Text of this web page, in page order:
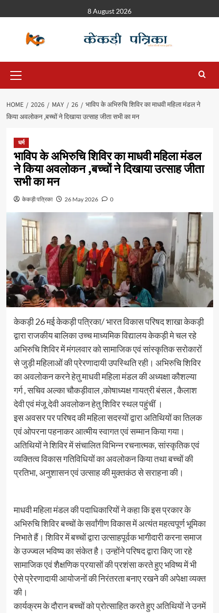
8 August 2026
HOME 2026 MAY 26
भाविप के अभिरुचि शिविर का माधवी महिला मंडल ने
किया अवलोकन ,बच्चों ने दिखाया उत्साह जीता सभी का मन
धर्म
भाविप के अभिरुचि शिविर का माधवी महिला मंडल
ने किया अवलोकन ,बच्चों ने दिखाया उत्साह जीता
सभी का मन
केकड़ी पत्रिका 26 May 2026 0
केकड़ी 26 मई केकड़ी पत्रिका/ भारत विकास परिषद शाखा केकड़ी
द्वारा राजकीय बालिका उच्च माध्यमिक विद्यालय केकड़ी मे चल रहे
अभिरुचि शिविर में मंगलवार को सामाजिक एवं सांस्कृतिक सरोकारों
से जुड़ी महिलाओं की प्रेरणादायी उपस्थिति रही। अभिरुचि शिविर
का अवलोकन करने हेतु माधवी महिला मंडल की अध्यक्षा कौशल्या
गर्ग , सचिव अल्का चौकड़ीवाल ,कोषाध्यक्ष गायत्री बंसल , कैलाश
देवी एवं मंजू देवी अवलोकन हेतु शिविर स्थल पहुंचीं ।
इस अवसर पर परिषद की महिला सदस्यों द्वारा अतिथियों का तिलक
एवं ओपरना पहनाकर आत्मीय स्वागत एवं सम्मान किया गया।
अतिथियों ने शिविर में संचालित विभिन्न रचनात्मक, सांस्कृतिक एवं
व्यक्तित्व विकास गतिविधियों का अवलोकन किया तथा बच्चों की
प्रतिभा, अनुशासन एवं उत्साह की मुक्तकंठ से सराहना की।
माधवी महिला मंडल की पदाधिकारियों ने कहा कि इस प्रकार के
अभिरुचि शिविर बच्चों के सर्वांगीण विकास में अत्यंत महत्वपूर्ण भूमिका
निभाते हैं। शिविर में बच्चों द्वारा उत्साहपूर्वक भागीदारी करना समाज
के उज्ज्वल भविष्य का संकेत है। उन्होंने परिषद द्वारा किए जा रहे
सामाजिक एवं शैक्षणिक प्रयासों की प्रशंसा करते हुए भविष्य में भी
ऐसे प्रेरणादायी आयोजनों की निरंतरता बनाए रखने की अपेक्षा व्यक्त
की।
कार्यक्रम के दौरान बच्चों को प्रोत्साहित करते हुए अतिथियों ने उनमें